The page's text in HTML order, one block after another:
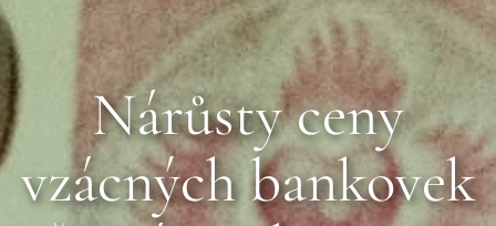
Nárůsty ceny
vzácných bankovek